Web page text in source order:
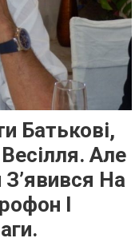
Батькові,
Але
З’явився На
І